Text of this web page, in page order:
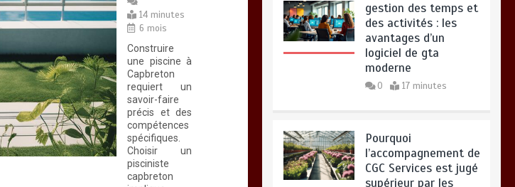
14 minutes
6 mois
Construire
une piscine à
Capbreton
requiert un
savoir-faire
précis et des
compétences
spécifiques.
Choisir un
pisciniste
capbreton
gestion des temps et
des activités : les
avantages d’un
logiciel de gta
moderne
0 17 minutes
Pourquoi
l’accompagnement de
CGC Services est jugé
supérieur par les